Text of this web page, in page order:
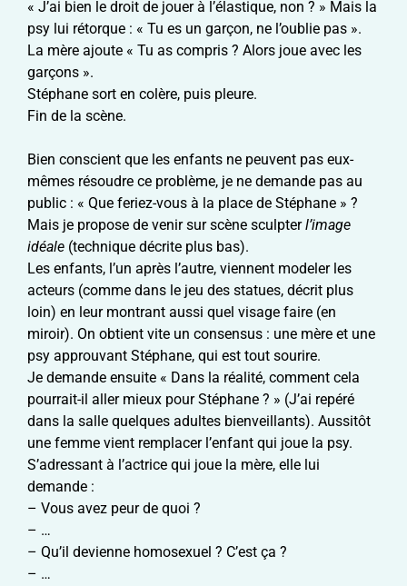
« J’ai bien le droit de jouer à l’élastique, non ? » Mais la
psy lui rétorque : « Tu es un garçon, ne l’oublie pas ».
La mère ajoute « Tu as compris ? Alors joue avec les
garçons ».
Stéphane sort en colère, puis pleure.
Fin de la scène.
Bien conscient que les enfants ne peuvent pas eux-
mêmes résoudre ce problème, je ne demande pas au
public : « Que feriez-vous à la place de Stéphane » ?
Mais je propose de venir sur scène sculpterl’image
idéale (technique décrite plus bas).
Les enfants, l’un après l’autre, viennent modeler les
acteurs (comme dans le jeu des statues, décrit plus
loin) en leur montrant aussi quel visage faire (en
miroir). On obtient vite un consensus : une mère et une
psy approuvant Stéphane, qui est tout sourire.
Je demande ensuite « Dans la réalité, comment cela
pourrait-il aller mieux pour Stéphane ? » (J’ai repéré
dans la salle quelques adultes bienveillants). Aussitôt
une femme vient remplacer l’enfant qui joue la psy.
S’adressant à l’actrice qui joue la mère, elle lui
demande :
– Vous avez peur de quoi ?
– …
– Qu’il devienne homosexuel ? C’est ça ?
– …